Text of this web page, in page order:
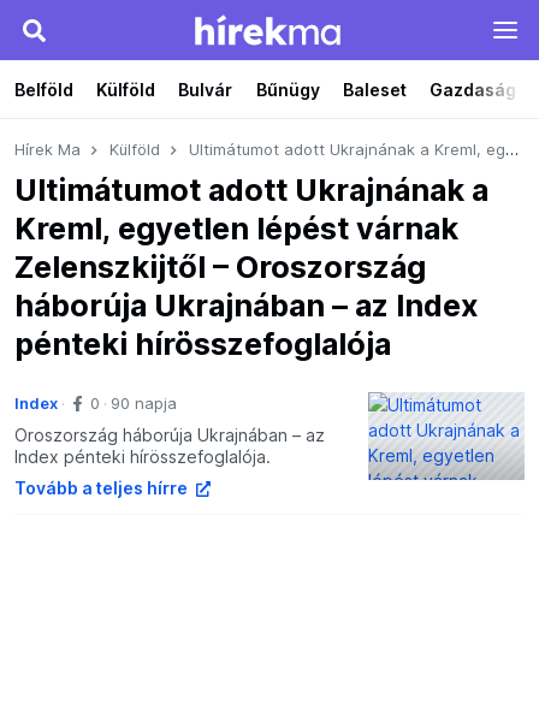
Belföld Külföld Bulvár Bűnügy Baleset Gazdaság
Hírek Ma Külföld Ultimátumot adott Ukrajnának a Kreml, egyetlen lépést várnak Zelenszkijtől – Oroszország háborúja Ukrajnában – az Index pénteki hírösszefoglalója
Ultimátumot adott Ukrajnának a
Kreml, egyetlen lépést várnak
Zelenszkijtől – Oroszország
háborúja Ukrajnában – az Index
pénteki hírösszefoglalója
Index 0 90 napja
Oroszország háborúja Ukrajnában – az
Index pénteki hírösszefoglalója.
Tovább a teljes hírre